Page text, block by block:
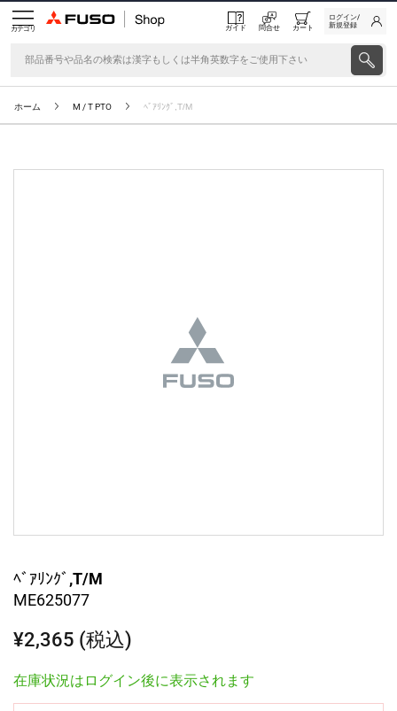
カテゴリ ガイド 問合せ カート
ログイン/
新規登録
ホーム M / T PTO ﾍﾞｱﾘﾝｸﾞ,T/M
ﾍﾞｱﾘﾝｸﾞ,T/M
ME625077
¥2,365 (税込)
在庫状況はログイン後に表示されます